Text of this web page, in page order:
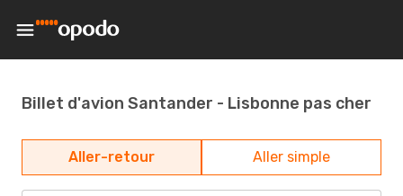
Billet d'avion Santander - Lisbonne pas cher
Aller-retour Aller simple